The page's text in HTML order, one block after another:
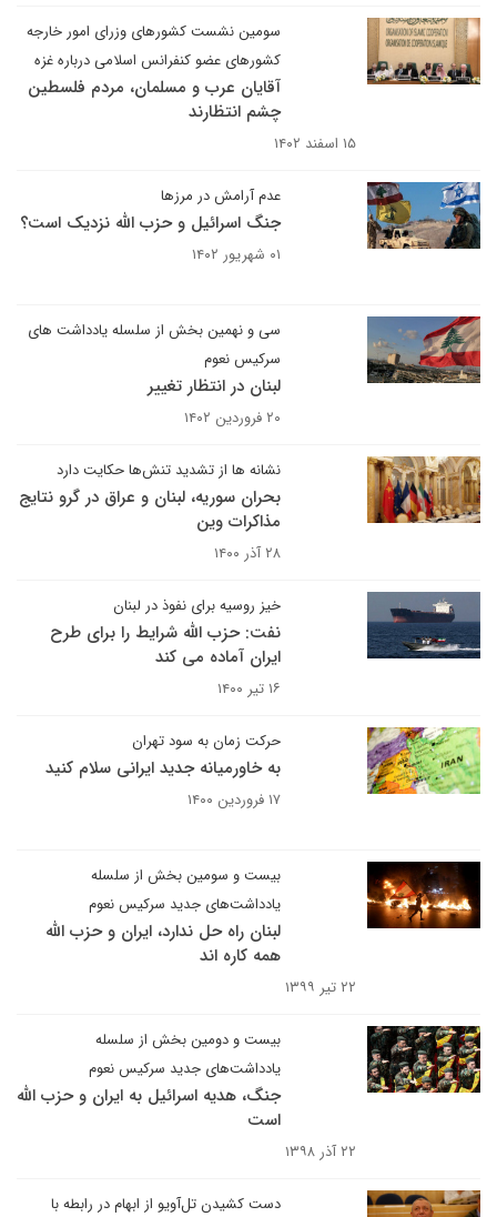
سومین نشست کشورهای وزرای امور خارجه
کشورهای عضو کنفرانس اسلامی درباره غزه
آقایان عرب و مسلمان، مردم فلسطین
چشم انتظارند
۱۵ اسفند ۱۴۰۲
عدم آرامش در مرزها
جنگ اسرائیل و حزب الله نزدیک است؟
۰۱ شهریور ۱۴۰۲
سی و نهمین بخش از سلسله یادداشت های
سرکیس نعوم
لبنان در انتظار تغییر
۲۰ فروردین ۱۴۰۲
نشانه ها از تشدید تنش‌ها حکایت دارد
بحران سوریه، لبنان و عراق در گرو نتایج
مذاکرات وین
۲۸ آذر ۱۴۰۰
خیز روسیه برای نفوذ در لبنان
نفت: حزب الله شرایط را برای طرح
ایران آماده می کند
۱۶ تیر ۱۴۰۰
حرکت زمان به سود تهران
به خاورمیانه جدید ایرانی سلام کنید
۱۷ فروردین ۱۴۰۰
بیست و سومین بخش از سلسله
یادداشت‌های جدید سرکیس نعوم
لبنان راه حل ندارد، ایران و حزب الله
همه کاره اند
۲۲ تیر ۱۳۹۹
بیست و دومین بخش از سلسله
یادداشت‌های جدید سرکیس نعوم
جنگ، هدیه اسرائیل به ایران و حزب الله
است
۲۲ آذر ۱۳۹۸
دست کشیدن تل‌آویو از ابهام در رابطه با